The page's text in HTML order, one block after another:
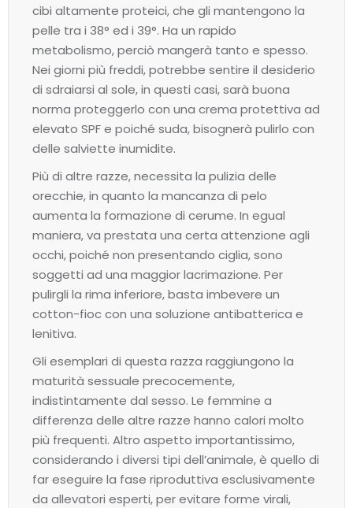
cibi altamente proteici, che gli mantengono la
pelle tra i 38° ed i 39°. Ha un rapido
metabolismo, perciò mangerà tanto e spesso.
Nei giorni più freddi, potrebbe sentire il desiderio
di sdraiarsi al sole, in questi casi, sarà buona
norma proteggerlo con una crema protettiva ad
elevato SPF e poiché suda, bisognerà pulirlo con
delle salviette inumidite.
Più di altre razze, necessita la pulizia delle
orecchie, in quanto la mancanza di pelo
aumenta la formazione di cerume. In egual
maniera, va prestata una certa attenzione agli
occhi, poiché non presentando ciglia, sono
soggetti ad una maggior lacrimazione. Per
pulirgli la rima inferiore, basta imbevere un
cotton-fioc con una soluzione antibatterica e
lenitiva.
Gli esemplari di questa razza raggiungono la
maturità sessuale precocemente,
indistintamente dal sesso. Le femmine a
differenza delle altre razze hanno calori molto
più frequenti. Altro aspetto importantissimo,
considerando i diversi tipi dell’animale, è quello di
far eseguire la fase riproduttiva esclusivamente
da allevatori esperti, per evitare forme virali,